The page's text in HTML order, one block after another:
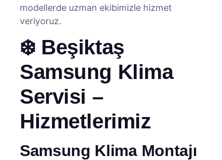
modellerde uzman ekibimizle hizmet
veriyoruz.
❄️ Beşiktaş
Samsung Klima
Servisi –
Hizmetlerimiz
Samsung Klima Montajı